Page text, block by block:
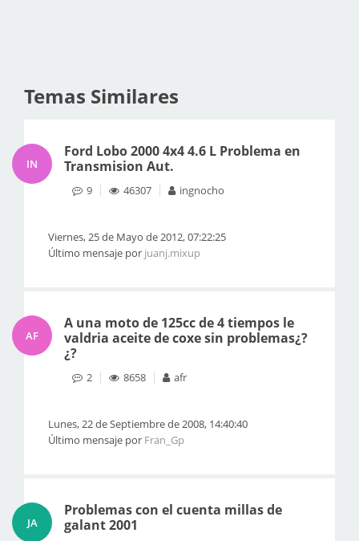
Temas Similares
IN
Ford Lobo 2000 4x4 4.6 L Problema en
Transmision Aut.
9 46307 ingnocho
Viernes, 25 de Mayo de 2012, 07:22:25
Último mensaje por juanj.mixup
AF
A una moto de 125cc de 4 tiempos le
valdria aceite de coxe sin problemas¿?
¿?
2 8658 afr
Lunes, 22 de Septiembre de 2008, 14:40:40
Último mensaje por Fran_Gp
JA
Problemas con el cuenta millas de
galant 2001